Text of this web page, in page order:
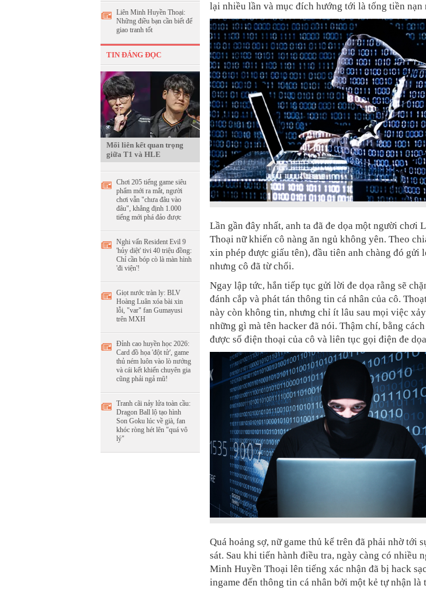
Liên Minh Huyền Thoại:
Những điều bạn cần biết để
giao tranh tốt
TIN ĐÁNG ĐỌC
Mối liên kết quan trọng
giữa T1 và HLE
Chơi 205 tiếng game siêu
phẩm mới ra mắt, người
chơi vẫn "chưa đâu vào
đâu", khẳng định 1.000
tiếng mới phá đảo được
Nghi vấn Resident Evil 9
'hủy diệt' tivi 40 triệu đồng:
Chỉ cần bóp cò là màn hình
'đi viện'!
Giọt nước tràn ly: BLV
Hoàng Luân xóa bài xin
lỗi, "var" fan Gumayusi
trên MXH
Đỉnh cao huyền học 2026:
Card đồ họa 'đột tử', game
thủ ném luôn vào lò nướng
và cái kết khiến chuyên gia
cũng phải ngả mũ!
Tranh cãi nảy lửa toàn cầu:
Dragon Ball lộ tạo hình
Son Goku lúc về già, fan
khóc ròng hét lên "quá vô
lý"
lại nhiều lần và mục đích hướng tới là tống tiền nạn
Lần gần đây nhất, anh ta đã đe dọa một người chơi
Thoại nữ khiến cô nàng ăn ngủ không yên. Theo
xin phép được giấu tên), đầu tiên anh chàng đó gửi
nhưng cô đã từ chối.
Ngay lập tức, hắn tiếp tục gửi lời đe dọa rằng sẽ
đánh cắp và phát tán thông tin cá nhân của cô.
này còn không tin, nhưng chỉ ít lâu sau mọi việc
những gì mà tên hacker đã nói. Thậm chí, bằng
được số điện thoại của cô và liên tục gọi điện đe
Quá hoảng sợ, nữ game thủ kể trên đã phải nhờ tới
sát. Sau khi tiến hành điều tra, ngày càng có nhiều
Minh Huyền Thoại lên tiếng xác nhận đã bị hack
ingame đến thông tin cá nhân bởi một kẻ tự nhận là